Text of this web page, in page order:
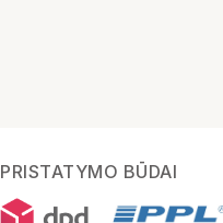
PRISTATYMO BŪDAI